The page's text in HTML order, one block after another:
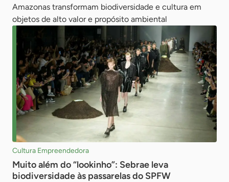
Amazonas transformam biodiversidade e cultura em
objetos de alto valor e propósito ambiental
Cultura Empreendedora
Muito além do “lookinho”: Sebrae leva
biodiversidade às passarelas do SPFW